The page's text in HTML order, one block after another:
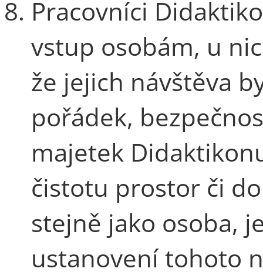
Pracovníci
vstup osobám, u
že jejich návštěva
pořádek,
majetek
čistotu prostor či
stejně jako osoba,
ustanovení tohoto